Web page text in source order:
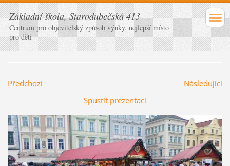
Základní škola, Starodubečská 413
Centrum pro objevitelský způsob výuky, nejlepší místo
pro děti
Předchozí
Následující
Spustit prezentaci